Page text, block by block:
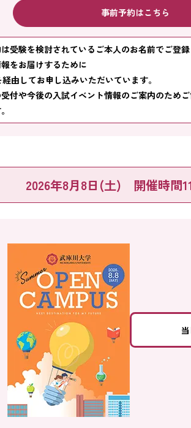
事前予約はこちら
受験を検討されているご本人のお名前でご登録
をお届けするために
由してお申し込みいただいています。
付や今後の入試イベント情報のご案内のため
2026年8月8日(土) 開催時間